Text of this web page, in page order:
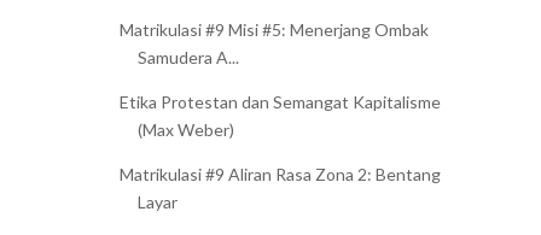
Matrikulasi #9 Misi #5: Menerjang Ombak
Samudera A...
Etika Protestan dan Semangat Kapitalisme
(Max Weber)
Matrikulasi #9 Aliran Rasa Zona 2: Bentang
Layar